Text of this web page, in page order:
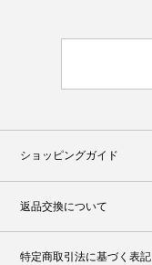
ショッピングガイド
返品交換について
特定商取引法に基づく表記